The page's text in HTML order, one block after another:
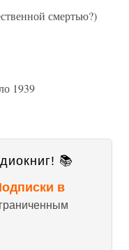
смертью?)
1939
📚
в